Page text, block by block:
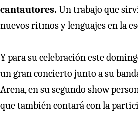
cantautores. Un trabajo que
nuevos ritmos y lenguajes en la
Y para su celebración este
un gran concierto junto a su
Arena, en su segundo show
que también contará con la